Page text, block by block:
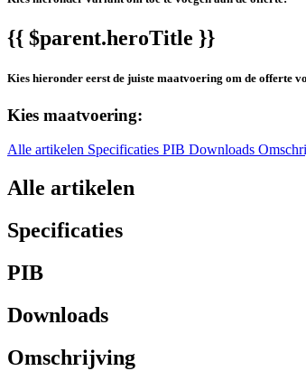
{{ $parent.heroTitle }}
Kies hieronder eerst de juiste maatvoering om de offerte
Kies maatvoering:
Alle artikelen Specificaties PIB Downloads
Alle artikelen
Specificaties
PIB
Downloads
Omschrijving